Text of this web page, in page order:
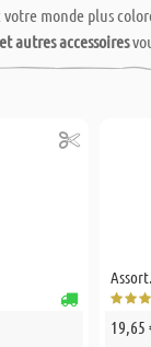
monde plus
autres accessoires
19,65